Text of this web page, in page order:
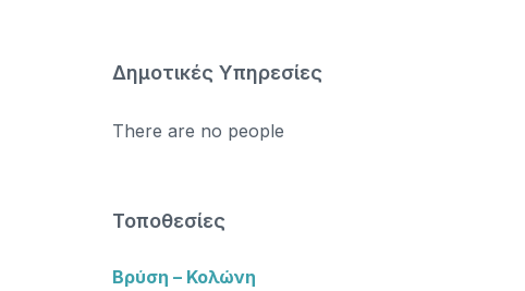
Δημοτικές Υπηρεσίες
There are no people
Τοποθεσίες
Βρύση – Κολώνη